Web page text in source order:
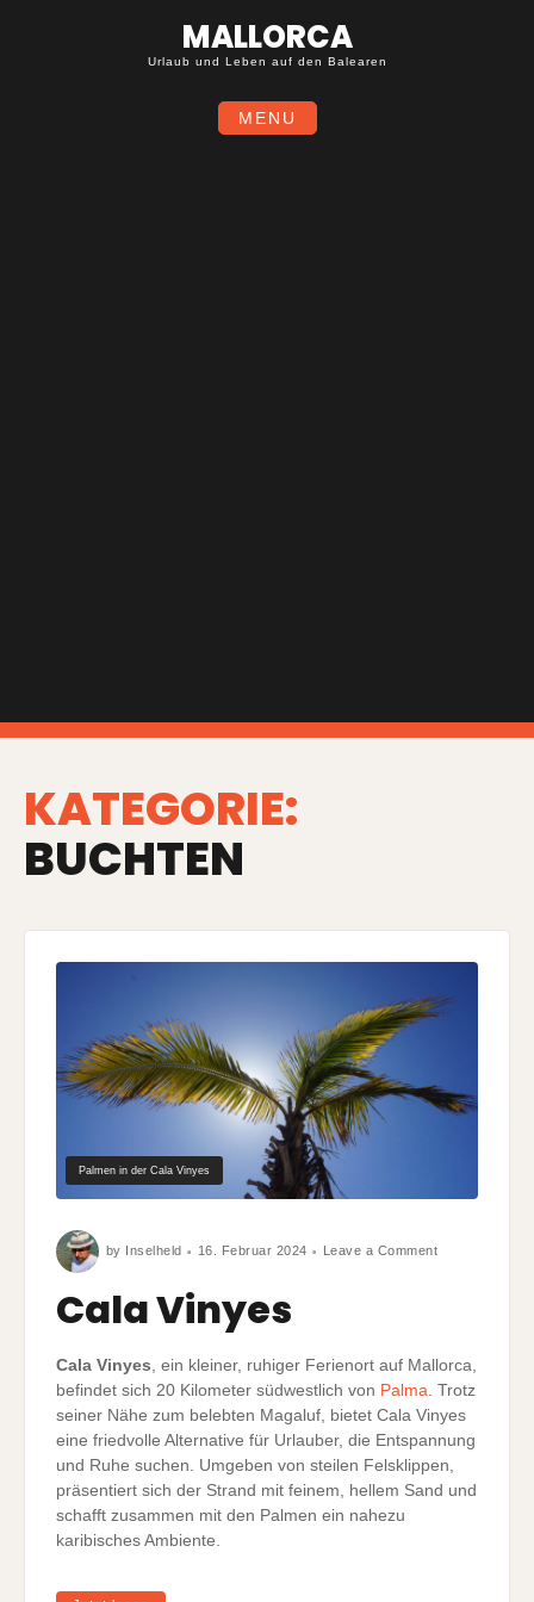
MALLORCA
Urlaub und Leben auf den Balearen
MENU
KATEGORIE:
BUCHTEN
Palmen in der Cala Vinyes
by Inselheld 16. Februar 2024 Leave a CommentCala
Cala Vinyes
Cala Vinyes , ein kleiner, ruhiger Ferienort auf Mallorca,
befindet sich 20 Kilometer südwestlich von Palma . Trotz
seiner Nähe zum belebten Magaluf, bietet Cala Vinyes
eine friedvolle Alternative für Urlauber, die Entspannung
und Ruhe suchen. Umgeben von steilen Felsklippen,
präsentiert sich der Strand mit feinem, hellem Sand und
schafft zusammen mit den Palmen ein nahezu
karibisches Ambiente.